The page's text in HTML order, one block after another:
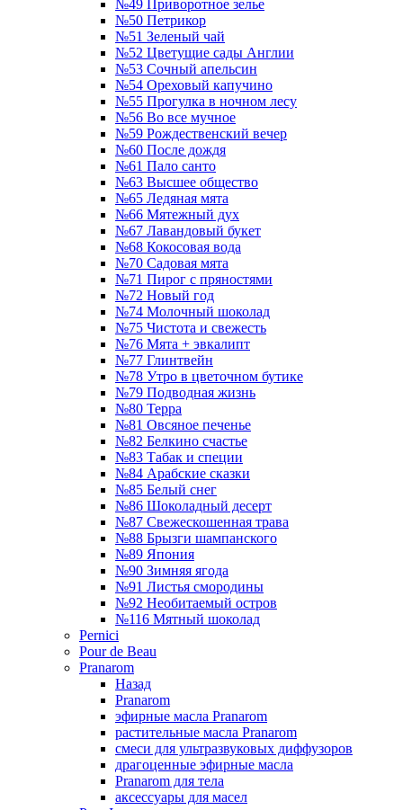
№49 Приворотное зелье
№50 Петрикор
№51 Зеленый чай
№52 Цветущие сады Англии
№53 Сочный апельсин
№54 Ореховый капучино
№55 Прогулка в ночном лесу
№56 Во все мучное
№59 Рождественский вечер
№60 После дождя
№61 Пало санто
№63 Высшее общество
№65 Ледяная мята
№66 Мятежный дух
№67 Лавандовый букет
№68 Кокосовая вода
№70 Садовая мята
№71 Пирог с пряностями
№72 Новый год
№74 Молочный шоколад
№75 Чистота и свежесть
№76 Мята + эвкалипт
№77 Глинтвейн
№78 Утро в цветочном бутике
№79 Подводная жизнь
№80 Терра
№81 Овсяное печенье
№82 Белкино счастье
№83 Табак и специи
№84 Арабские сказки
№85 Белый снег
№86 Шоколадный десерт
№87 Свежескошенная трава
№88 Брызги шампанского
№89 Япония
№90 Зимняя ягода
№91 Листья смородины
№92 Необитаемый остров
№116 Мятный шоколад
Pernici
Pour de Beau
Pranarom
Назад
Pranarom
эфирные масла Pranarom
растительные масла Pranarom
смеси для ультразвуковых диффузоров
драгоценные эфирные масла
Pranarom для тела
аксессуары для масел